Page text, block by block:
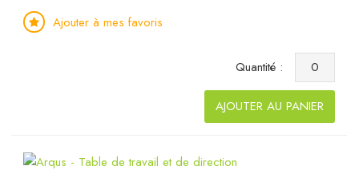
Ajouter à mes favoris
Quantité :
AJOUTER AU PANIER